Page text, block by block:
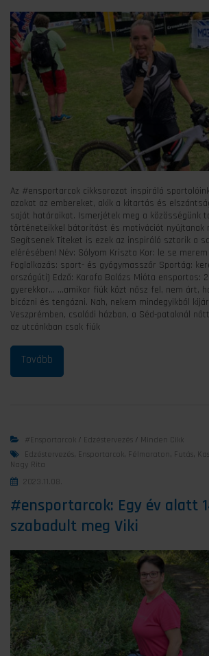
Az #ensportarcok cikksorozat inspiráló
azokat az embereket, akik a kitartás és
saját határaikat. Ismerjétek meg a közösségünk
történeteikkel bátorítást és motivációt nyújtanak
Segítsenek Titeket is ezek az inspiráló sztorik a
elérésében! Név: Sólyom Kriszta Kor: le se
Foglalkozás: sport- és gyógymasszőr Sportág:
országúti) Edző: Karafa Balázs Mióta ensportos:
gyerekkor… …amikor fiúk közt nősz fel, nem árt,
bicózni és tengózni. Nah, nekem mindegyikből
Veszprémben, családi házban, a Séd-pataknál
az utcánkban csak fiúk
#ensportarcok / Edzéstervezés / Minden Cikk
Edzéstervezés, Ensportarcok, Félmaraton , Futás,
Nagy Rita
2023.11.08.
#ensportarcok: Egy év alatt
szabadult meg Viki